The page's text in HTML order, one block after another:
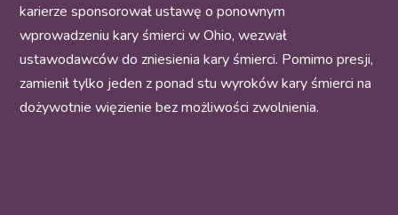
karierze sponsorował ustawę o ponownym
wprowadzeniu kary śmierci w Ohio, wezwał
ustawodawców do zniesienia kary śmierci. Pomimo presji,
zamienił tylko jeden z ponad stu wyroków kary śmierci na
dożywotnie więzienie bez możliwości zwolnienia.